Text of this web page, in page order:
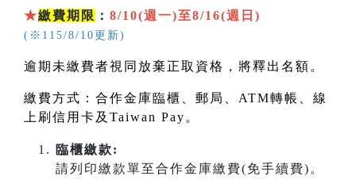
★繳費期限 ： 8/10(週一)至8/16(週日)
(※115/8/10更新)
逾期未繳費者視同放棄正取資格，將釋出名額。
繳費方式：合作金庫臨櫃、郵局、 ATM轉帳、線
上刷信用卡及 Taiwan Pay 。
臨櫃繳款:
請列印繳款單至合作金庫繳費(免手續費)。